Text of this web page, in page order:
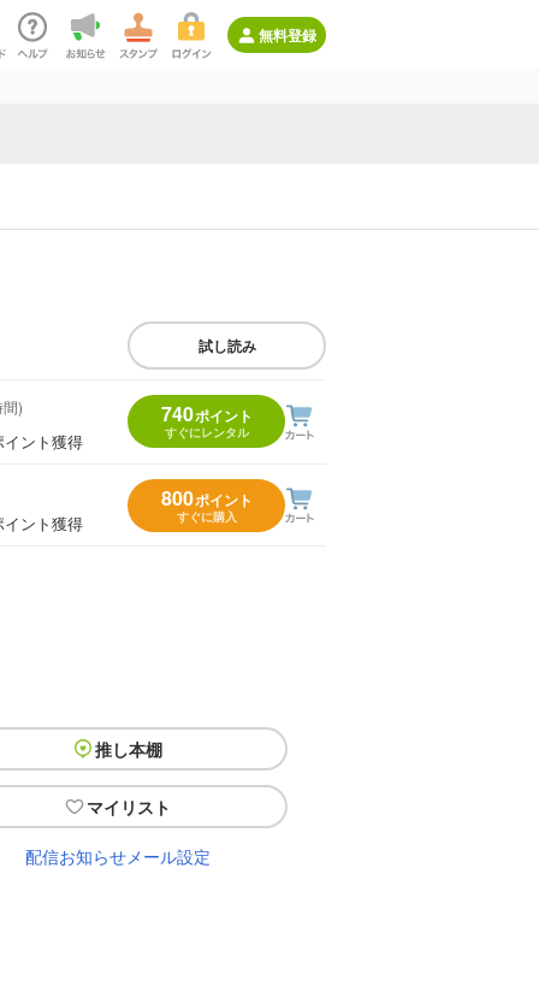
無料登録
試し読み
)
イント獲得
740ポイント
すぐにレンタル
イント獲得
800ポイント
すぐに購入
推し本棚
マイリスト
配信お知らせメール設定